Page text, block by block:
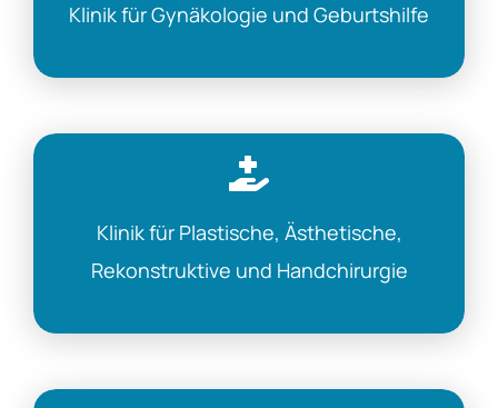
Klinik für Gynäkologie und Geburtshilfe
Klinik für Plastische, Ästhetische,
Rekonstruktive und Handchirurgie